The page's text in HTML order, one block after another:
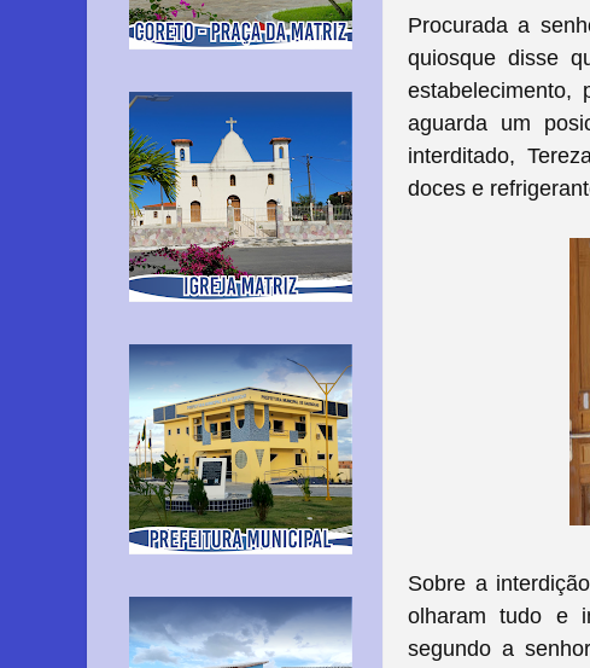
Procurada a
quiosque disse
aguarda um
interditado,
doces e
Sobre a
olharam tudo e
segundo a